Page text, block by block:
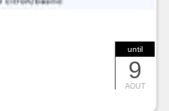
until
9
AOUT